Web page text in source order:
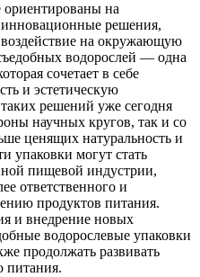
на
инновационные решения,
на окружающую
водорослей — одна
сочетает в себе
и эстетическую
решений уже сегодня
научных кругов, так и со
ценящих натуральность и
упаковки могут стать
пищевой индустрии,
ответственного и
продуктов питания.
и внедрение новых
водорослевые упаковки
продолжать развивать
питания.